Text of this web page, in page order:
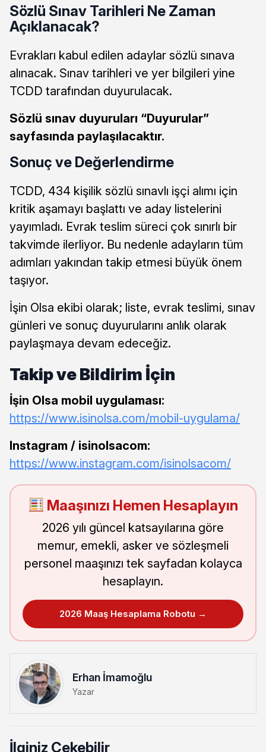
Sözlü Sınav Tarihleri Ne Zaman
Açıklanacak?
Evrakları kabul edilen adaylar sözlü sınava
alınacak. Sınav tarihleri ve yer bilgileri yine
TCDD tarafından duyurulacak.
Sözlü sınav duyuruları “Duyurular”
sayfasında paylaşılacaktır.
Sonuç ve Değerlendirme
TCDD, 434 kişilik sözlü sınavlı işçi alımı için
kritik aşamayı başlattı ve aday listelerini
yayımladı. Evrak teslim süreci çok sınırlı bir
takvimde ilerliyor. Bu nedenle adayların tüm
adımları yakından takip etmesi büyük önem
taşıyor.
İşin Olsa ekibi olarak; liste, evrak teslimi, sınav
günleri ve sonuç duyurularını anlık olarak
paylaşmaya devam edeceğiz.
Takip ve Bildirim İçin
İşin Olsa mobil uygulaması:
https://www.isinolsa.com/mobil-uygulama/
Instagram / isinolsacom:
https://www.instagram.com/isinolsacom/
Maaşınızı Hemen Hesaplayın
2026 yılı güncel katsayılarına göre
memur, emekli, asker ve sözleşmeli
personel maaşınızı tek sayfadan kolayca
hesaplayın.
2026 Maaş Hesaplama Robotu →
Erhan İmamoğlu
Yazar
İlginiz Çekebilir